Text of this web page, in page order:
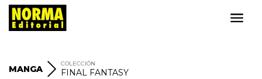
MANGA
COLECCIÓN
FINAL FANTASY